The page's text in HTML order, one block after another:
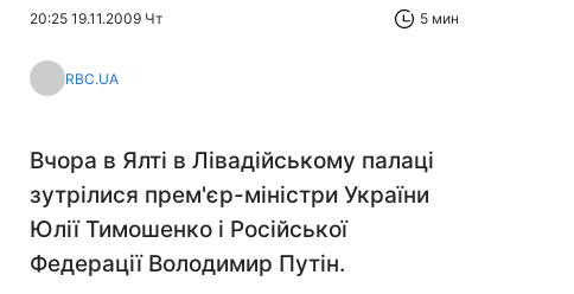
20:25 19.11.2009 Чт 5 мин
RBC.UA
Вчора в Ялті в Лівадійському палаці
зутрілися прем'єр-міністри України
Юлії Тимошенко і Російської
Федерації Володимир Путін.